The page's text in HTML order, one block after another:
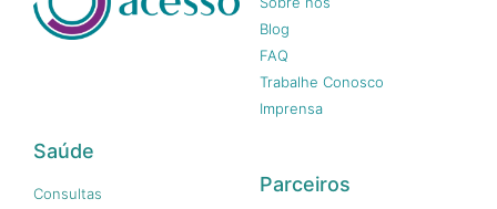
Blog
FAQ
Trabalhe Conosco
Imprensa
Saúde
Consultas
Parceiros